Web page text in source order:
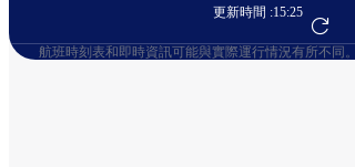
更新時間 :15:25
前往航班預訂
航班時刻表和即時資訊可能與實際運行情況有所不同。